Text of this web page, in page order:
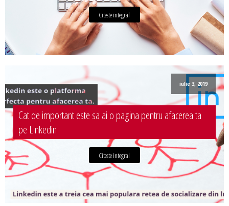
Citeste integral
iulie 3, 2019
Cat de important este sa ai o pagina pentru afacerea ta
pe Linkedin
Citeste integral